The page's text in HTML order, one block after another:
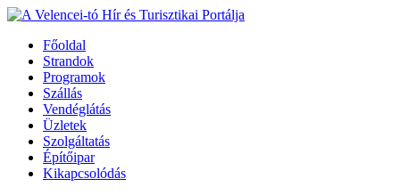
Főoldal
Strandok
Programok
Szállás
Vendéglátás
Üzletek
Szolgáltatás
Építőipar
Kikapcsolódás